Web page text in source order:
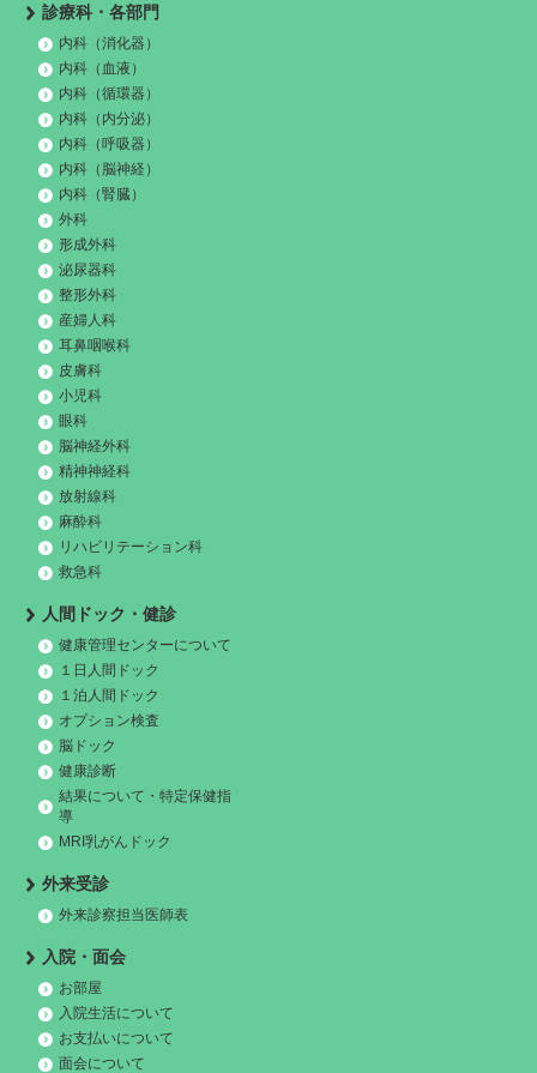
診療科・各部門
内科（消化器）
内科（血液）
内科（循環器）
内科（内分泌）
内科（呼吸器）
内科（脳神経）
内科（腎臓）
外科
形成外科
泌尿器科
整形外科
産婦人科
耳鼻咽喉科
皮膚科
小児科
眼科
脳神経外科
精神神経科
放射線科
麻酔科
リハビリテーション科
救急科
人間ドック・健診
健康管理センターについて
１日人間ドック
１泊人間ドック
オプション検査
脳ドック
健康診断
結果について・特定保健指
導
MRI乳がんドック
外来受診
外来診察担当医師表
入院・面会
お部屋
入院生活について
お支払いについて
面会について